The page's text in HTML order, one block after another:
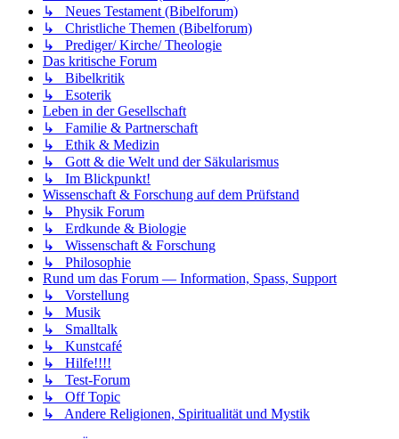
↳ Neues Testament (Bibelforum)
↳ Christliche Themen (Bibelforum)
↳ Prediger/ Kirche/ Theologie
Das kritische Forum
↳ Bibelkritik
↳ Esoterik
Leben in der Gesellschaft
↳ Familie & Partnerschaft
↳ Ethik & Medizin
↳ Gott & die Welt und der Säkularismus
↳ Im Blickpunkt!
Wissenschaft & Forschung auf dem Prüfstand
↳ Physik Forum
↳ Erdkunde & Biologie
↳ Wissenschaft & Forschung
↳ Philosophie
Rund um das Forum — Information, Spass, Support
↳ Vorstellung
↳ Musik
↳ Smalltalk
↳ Kunstcafé
↳ Hilfe!!!!
↳ Test-Forum
↳ Off Topic
↳ Andere Religionen, Spiritualität und Mystik